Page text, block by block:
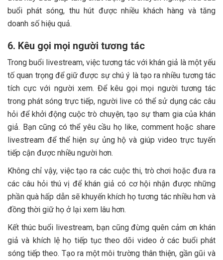
buổi phát sóng, thu hút được nhiều khách hàng và tăng
doanh số hiệu quả.
6. Kêu gọi mọi người tương tác
Trong buổi livestream, việc tương tác với khán giả là một yếu
tố quan trọng để giữ được sự chú ý là tạo ra nhiều tương tác
tích cực với người xem. Để kêu gọi mọi người tương tác
trong phát sóng trực tiếp, người live có thể sử dụng các câu
hỏi để khởi động cuộc trò chuyện, tạo sự tham gia của khán
giả. Bạn cũng có thể yêu cầu họ like, comment hoặc share
livestream để thể hiện sự ủng hộ và giúp video trực tuyến
tiếp cận được nhiều người hơn.
Không chỉ vậy, việc tạo ra các cuộc thi, trò chơi hoặc đưa ra
các câu hỏi thú vị để khán giả có cơ hội nhận được những
phần quà hấp dẫn sẽ khuyến khích họ tương tác nhiều hơn và
đồng thời giữ họ ở lại xem lâu hơn.
Kết thúc buổi livestream, bạn cũng đừng quên cảm ơn khán
giả và khích lệ họ tiếp tục theo dõi video ở các buổi phát
sóng tiếp theo. Tạo ra một môi trường thân thiện, gần gũi và